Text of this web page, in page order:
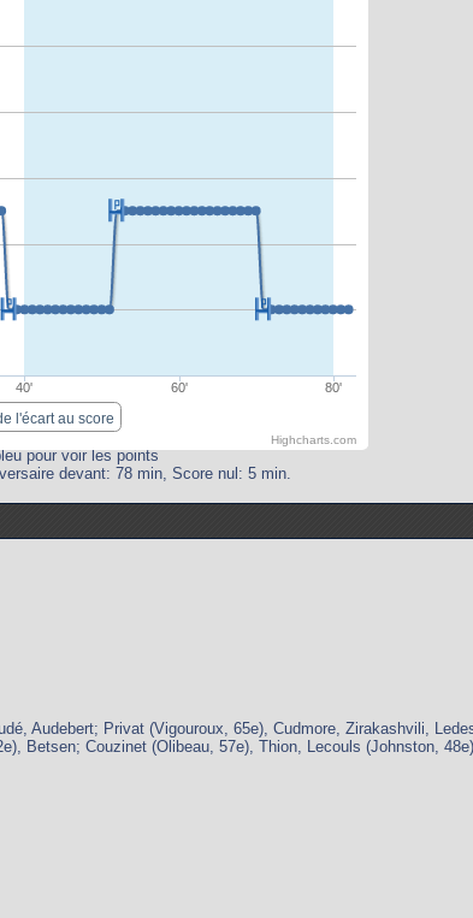
l'écart au score
40' 60' 80'
Highcharts.com
pour voir les points
devant: 78 min, Score nul: 5 min.
Audebert; Privat (Vigouroux, 65e), Cudmore, Zirakashvili,
Betsen; Couzinet (Olibeau, 57e), Thion, Lecouls (Johnston,